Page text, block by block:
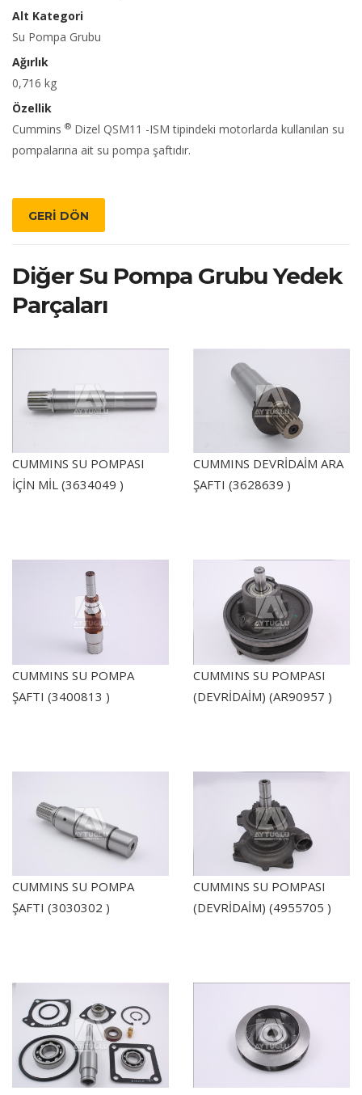
Alt Kategori
Su Pompa Grubu
Ağırlık
0,716 kg
Özellik
Cummins ® Dizel QSM11 -ISM tipindeki motorlarda kullanılan su
pompalarına ait su pompa şaftıdır.
GERİ DÖN
Diğer Su Pompa Grubu Yedek
Parçaları
CUMMINS SU POMPASI
İÇİN MİL (3634049 )
CUMMINS DEVRİDAİM ARA
ŞAFTI (3628639 )
CUMMINS SU POMPA
ŞAFTI (3400813 )
CUMMINS SU POMPASI
(DEVRİDAİM) (AR90957 )
CUMMINS SU POMPA
ŞAFTI (3030302 )
CUMMINS SU POMPASI
(DEVRİDAİM) (4955705 )